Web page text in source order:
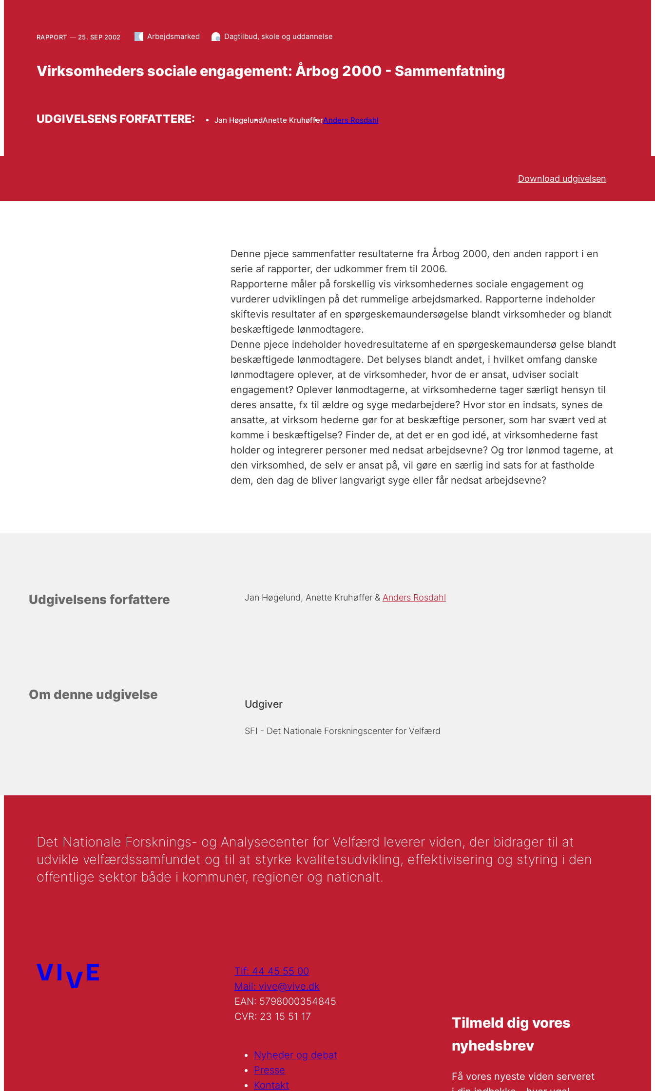
RAPPORT 25. SEP 2002 Arbejdsmarked Dagtilbud, skole og uddannelse
Virksomheders sociale engagement: Årbog 2000 - Sammenfatning
UDGIVELSENS FORFATTERE: Jan HøgelundAnette KruhøfferAnders Rosdahl
Download udgivelsen
Denne pjece sammenfatter resultaterne fra Årbog 2000, den anden rapport i en
serie af rapporter, der udkommer frem til 2006.
Rapporterne måler på forskellig vis virksomhedernes sociale engagement og
vurderer udviklingen på det rummelige arbejdsmarked. Rapporterne indeholder
skiftevis resultater af en spørgeskemaundersøgelse blandt virksomheder og blandt
beskæftigede lønmodtagere.
Denne pjece indeholder hovedresultaterne af en spørgeskemaundersø gelse blandt
beskæftigede lønmodtagere. Det belyses blandt andet, i hvilket omfang danske
lønmodtagere oplever, at de virksomheder, hvor de er ansat, udviser socialt
engagement? Oplever lønmodtagerne, at virksomhederne tager særligt hensyn til
deres ansatte, fx til ældre og syge medarbejdere? Hvor stor en indsats, synes de
ansatte, at virksom hederne gør for at beskæftige personer, som har svært ved at
komme i beskæftigelse? Finder de, at det er en god idé, at virksomhederne fast
holder og integrerer personer med nedsat arbejdsevne? Og tror lønmod tagerne, at
den virksomhed, de selv er ansat på, vil gøre en særlig ind sats for at fastholde
dem, den dag de bliver langvarigt syge eller får nedsat arbejdsevne?
Udgivelsens forfattere Jan Høgelund Anette Kruhøffer Anders Rosdahl
Om denne udgivelse
Udgiver
SFI - Det Nationale Forskningscenter for Velfærd
Det Nationale Forsknings- og Analysecenter for Velfærd leverer viden, der bidrager til at
udvikle velfærdssamfundet og til at styrke kvalitetsudvikling, effektivisering og styring i den
offentlige sektor både i kommuner, regioner og nationalt.
Tlf: 44 45 55 00
Mail: vive@vive.dk
EAN: 5798000354845
CVR: 23 15 51 17
Nyheder og debat
Presse
Kontakt
Tilmeld dig vores
nyhedsbrev
Få vores nyeste viden serveret